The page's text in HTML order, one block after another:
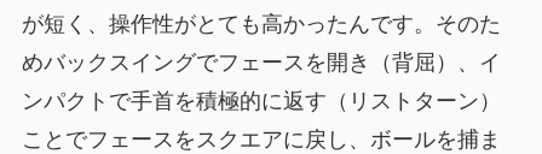
が短く、操作性がとても高かったんです。そのた
めバックスイングでフェースを開き（背屈）、イ
ンパクトで手首を積極的に返す（リストターン）
ことでフェースをスクエアに戻し、ボールを捕ま